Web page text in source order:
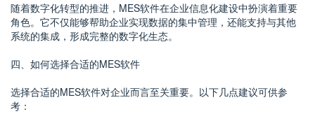
随着数字化转型的推进，MES软件在企业信息化建设中扮演着重要
角色。它不仅能够帮助企业实现数据的集中管理，还能支持与其他
系统的集成，形成完整的数字化生态。
四、如何选择合适的MES软件
选择合适的MES软件对企业而言至关重要。以下几点建议可供参
考：